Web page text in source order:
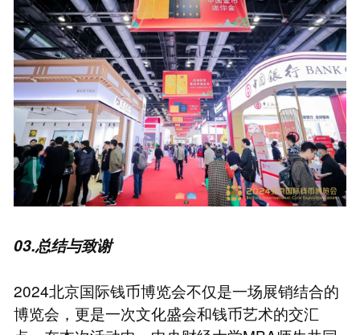
03.总结与致谢
2024北京国际钱币博览会不仅是一场展销结合的
博览会，更是一次文化盛会和钱币艺术的交汇